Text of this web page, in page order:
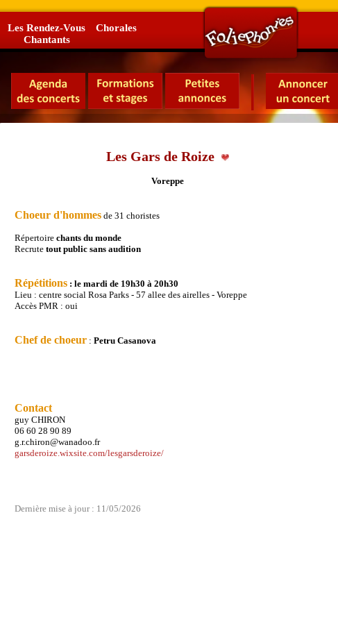
Les Rendez-Vous
Chantants
Chorales
Les Gars de Roize
Voreppe
Choeur d'hommes de 31 choristes
Répertoire chants du monde
Recrute tout public sans audition
Répétitions : le mardi de 19h30 à 20h30
Lieu : centre social Rosa Parks - 57 allee des airelles - Voreppe
Accès PMR : oui
Chef de choeur : Petru Casanova
Contact
guy CHIRON
06 60 28 90 89
g.r.chiron@wanadoo.fr
garsderoize.wixsite.com/lesgarsderoize/
Dernière mise à jour : 11/05/2026